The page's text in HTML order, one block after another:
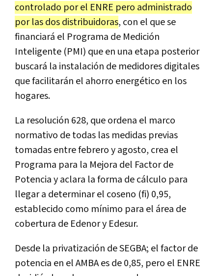
controlado por el ENRE pero administrado
por las dos distribuidoras, con el que se
financiará el Programa de Medición
Inteligente (PMI) que en una etapa posterior
buscará la instalación de medidores digitales
que facilitarán el ahorro energético en los
hogares.
La resolución 628, que ordena el marco
normativo de todas las medidas previas
tomadas entre febrero y agosto, crea el
Programa para la Mejora del Factor de
Potencia y aclara la forma de cálculo para
llegar a determinar el coseno (fi) 0,95,
establecido como mínimo para el área de
cobertura de Edenor y Edesur.
Desde la privatización de SEGBA; el factor de
potencia en el AMBA es de 0,85, pero el ENRE